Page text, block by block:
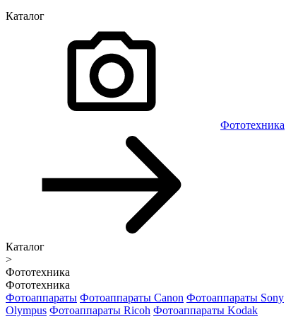
Каталог
Фототехника
Каталог
>
Фототехника
Фототехника
Фотоаппараты Фотоаппараты Canon Фотоаппараты Sony
Olympus Фотоаппараты Ricoh Фотоаппараты Kodak